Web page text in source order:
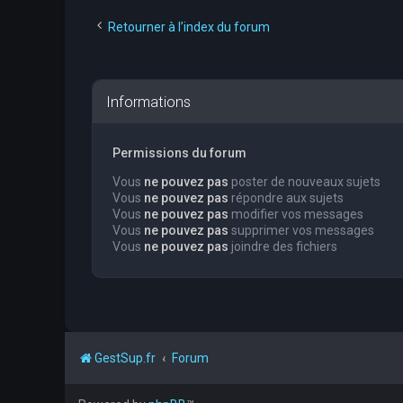
Retourner à l’index du forum
Informations
Permissions du forum
Vous ne pouvez pas poster de nouveaux sujets
Vous ne pouvez pas répondre aux sujets
Vous ne pouvez pas modifier vos messages
Vous ne pouvez pas supprimer vos messages
Vous ne pouvez pas joindre des fichiers
GestSup.fr Forum